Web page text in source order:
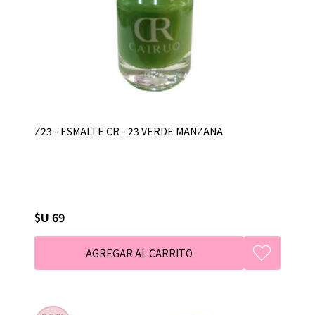
Z23 - ESMALTE CR - 23 VERDE MANZANA
$U 69